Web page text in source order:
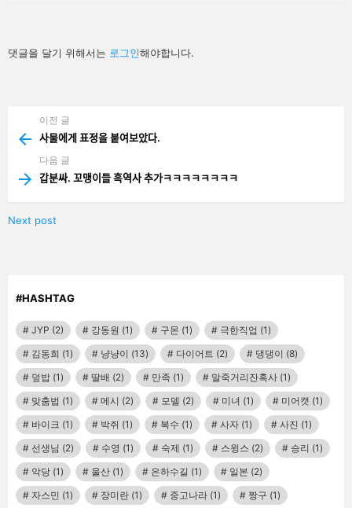
답
글
댓글을 달기 위해서는 로그인해야합니다.
more
이전 글
사물에게 표정을 붙여보았다.
다음 글
갑분싸. 꼬맹이들 흑역사 추가ㅋㅋㅋㅋㅋㅋㅋㅋ
Next post
#HASHTAG
JYP (2) 강동원 (1) 구몬 (1) 극한직업 (1)
김동희 (1) 냥냥이 (13) 다이어트 (2) 댕댕이 (8)
덮밥 (1) 딸배 (2) 만족 (1) 말죽거리잔혹사 (1)
맞춤법 (1) 메시 (2) 모델 (2) 미녀 (1) 미어캣 (1)
바이크 (1) 박쥐 (1) 복수 (1) 사자 (1) 사진 (1)
선생님 (2) 수영 (1) 숙제 (1) 스윙스 (2) 승리 (1)
악당 (1) 울산 (1) 은하수길 (1) 일본 (2)
자스민 (1) 장미란 (1) 중고나라 (1) 짱구 (1)